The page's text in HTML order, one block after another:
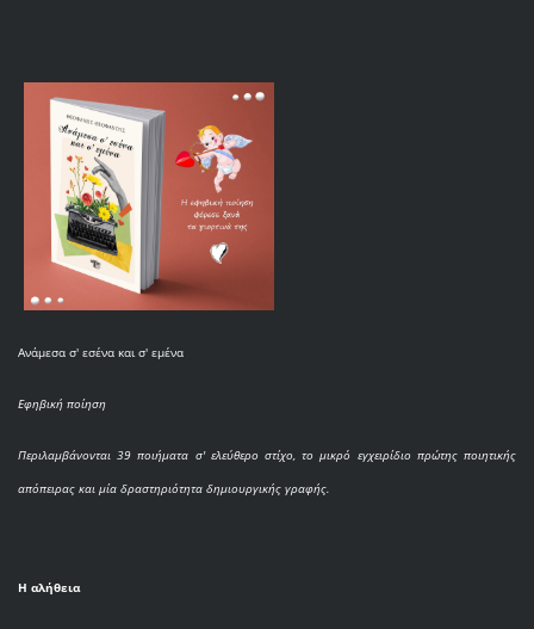
Ανάμεσα σ' εσένα και σ' εμένα
Εφηβική ποίηση
Περιλαμβάνονται 39 ποιήματα σ' ελεύθερο στίχο, το μικρό εγχειρίδιο πρώτης ποιητικής
απόπειρας και μία δραστηριότητα δημιουργικής γραφής.
Η αλήθεια